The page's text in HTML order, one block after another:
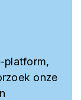
platform,
onze